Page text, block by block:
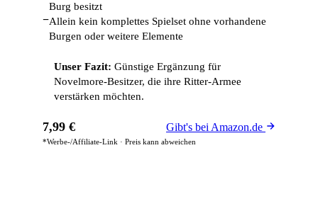
Burg besitzt
−Allein kein komplettes Spielset ohne vorhandene
Burgen oder weitere Elemente
Unser Fazit: Günstige Ergänzung für
Novelmore-Besitzer, die ihre Ritter-Armee
verstärken möchten.
7,99 € Gibt's bei Amazon.de
*Werbe-/Affiliate-Link · Preis kann abweichen